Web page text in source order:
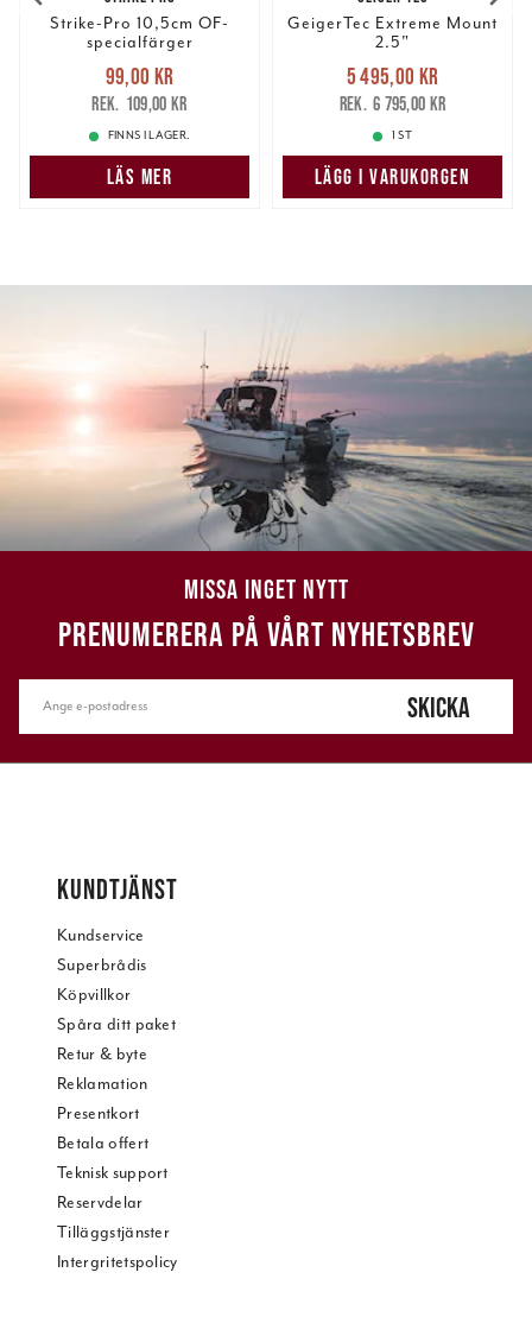
Strike-Pro 10,5cm OF-
specialfärger
Nuvarande pris
99,00 krTidigare pris
109,00 kr
99,00 kr
109,00 kr
FINNS I LAGER.
LÄS MER
GeigerTec Extreme Mount
2.5"
Nuvarande pris
5 495,00 krTidigare pris
6 795,00 kr
5 495,00 kr
6 795,00 kr
1 ST
LÄGG I VARUKORGEN
MISSA INGET NYTT
PRENUMERERA PÅ VÅRT NYHETSBREV
SKICKA
KUNDTJÄNST
Kundservice
Superbrådis
Köpvillkor
Spåra ditt paket
Retur & byte
Reklamation
Presentkort
Betala offert
Teknisk support
Reservdelar
Tilläggstjänster
Intergritetspolicy